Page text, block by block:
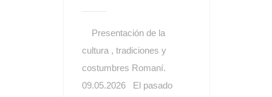
Presentación de la
cultura , tradiciones y
costumbres Romaní.
09.05.2026 El pasado